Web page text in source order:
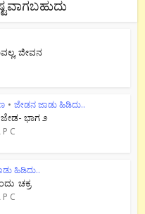
ಜೀವನ
• ಜೇಡನ ಜಾಡು ಹಿಡಿದು..
ಭಾಗ ೨
C
ಹಿಡಿದು..
ಚಕ್ರ
C